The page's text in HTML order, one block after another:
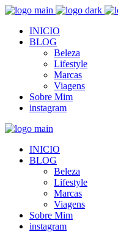
INICIO
BLOG
Beleza
Lifestyle
Marcas
Viagens
Sobre Mim
instagram
INICIO
BLOG
Beleza
Lifestyle
Marcas
Viagens
Sobre Mim
instagram